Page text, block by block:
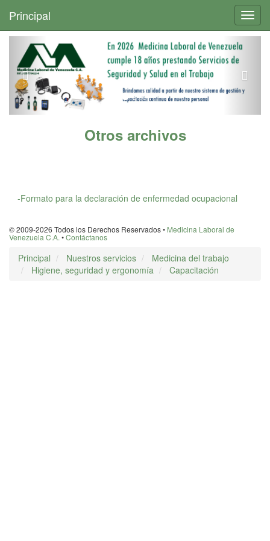
Principal
Otros archivos
-Formato para la declaración de enfermedad ocupacional
© 2009-2026 Todos los Derechos Reservados • Medicina Laboral de
Venezuela C.A. •Contáctanos
Principal Nuestros servicios
Medicina del trabajo
Higiene, seguridad y ergonomía
Capacitación